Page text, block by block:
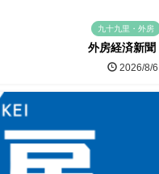
九十九里・外房
外房経済新聞
2026/8/6